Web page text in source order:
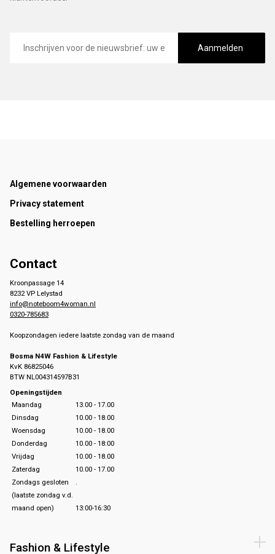
mailadres
Aanmelden
Footer
Algemene voorwaarden
Privacy statement
Bestelling herroepen
Contact
Kroonpassage 14
8232 VP Lelystad
info@noteboom4woman.nl
0320-785683
Koopzondagen iedere laatste zondag van de maand
Bosma N4W Fashion & Lifestyle
KvK 86825046
BTW NL004314597B31
Openingstijden
Maandag
13.00 - 17.00
Dinsdag
10.00 - 18.00
Woensdag
10.00 - 18.00
Donderdag
10.00 - 18:00
Vrijdag
10.00 - 18.00
Zaterdag
10.00 - 17.00
Zondags gesloten
.
(laatste zondag v.d.
maand open)
13:00-16:30
Fashion & Lifestyle